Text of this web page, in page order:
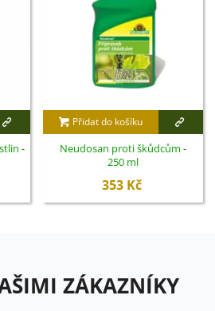
-
Přidat do košíku
Neudosan proti škůdcům -
250 ml
353 Kč
ZÁKAZNÍKY